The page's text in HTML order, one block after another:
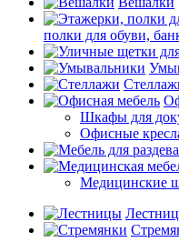
полки для обуви,
Шкафы для
Офисные
Медицинские